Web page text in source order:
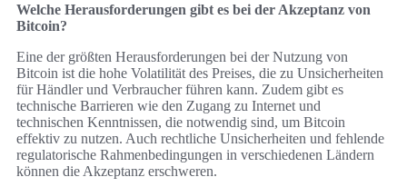
Welche Herausforderungen gibt es bei der Akzeptanz von
Bitcoin?
Eine der größten Herausforderungen bei der Nutzung von
Bitcoin ist die hohe Volatilität des Preises, die zu Unsicherheiten
für Händler und Verbraucher führen kann. Zudem gibt es
technische Barrieren wie den Zugang zu Internet und
technischen Kenntnissen, die notwendig sind, um Bitcoin
effektiv zu nutzen. Auch rechtliche Unsicherheiten und fehlende
regulatorische Rahmenbedingungen in verschiedenen Ländern
können die Akzeptanz erschweren.